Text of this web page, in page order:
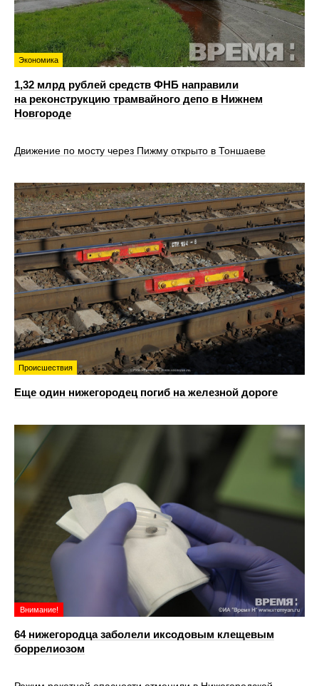
Экономика
1,32 млрд рублей средств ФНБ направили
на реконструкцию трамвайного депо в Нижнем
Новгороде
Движение по мосту через Пижму открыто в Тоншаеве
Происшествия
Еще один нижегородец погиб на железной дороге
Внимание!
64 нижегородца заболели иксодовым клещевым
боррелиозом